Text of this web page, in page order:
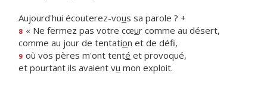
Aujourd'hui écouterez-vous sa parole ? +
8 « Ne fermez pas votre cœur comme au désert,
comme au jour de tentation et de défi,
9 où vos pères m'ont tenté et provoqué,
et pourtant ils avaient vu mon exploit.